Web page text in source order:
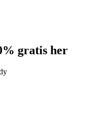
gratis her